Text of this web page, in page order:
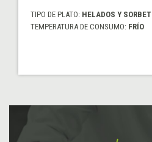
TIPO DE PLATO: HELADOS Y
TEMPERATURA DE CONSUMO: FRÍO